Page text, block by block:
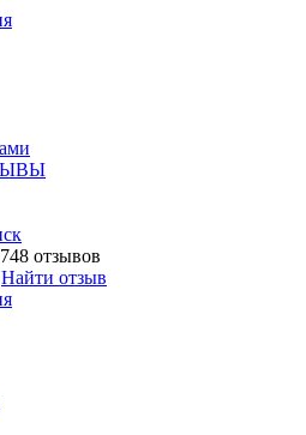
отзывов
Найти отзыв